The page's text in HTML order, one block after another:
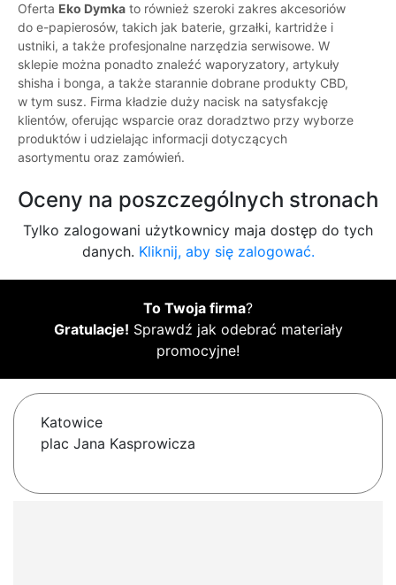
Oferta Eko Dymka to również szeroki zakres akcesoriów
do e-papierosów, takich jak baterie, grzałki, kartridże i
ustniki, a także profesjonalne narzędzia serwisowe. W
sklepie można ponadto znaleźć waporyzatory, artykuły
shisha i bonga, a także starannie dobrane produkty CBD,
w tym susz. Firma kładzie duży nacisk na satysfakcję
klientów, oferując wsparcie oraz doradztwo przy wyborze
produktów i udzielając informacji dotyczących
asortymentu oraz zamówień.
Oceny na poszczególnych stronach
Tylko zalogowani użytkownicy maja dostęp do tych
danych. Kliknij, aby się zalogować.
To Twoja firma?
Gratulacje! Sprawdź jak odebrać materiały
promocyjne!
Katowice
plac Jana Kasprowicza